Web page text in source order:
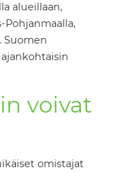
alueillaan,
Pohjanmaalla,
Suomen
voivat
omistajat